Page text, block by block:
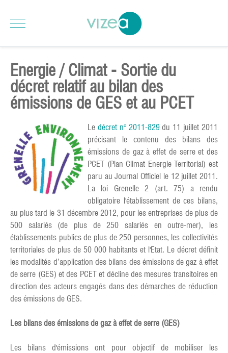
Energie / Climat - Sortie du
décret relatif au bilan des
émissions de GES et au PCET
Le décret n° 2011-829du 11 juillet 2011
précisant le contenu des bilans des
émissions de gaz à effet de serre et des
PCET (Plan Climat Energie Territorial) est
paru au Journal Officiel le 12 juillet 2011.
La loi Grenelle 2 (art. 75) a rendu
obligatoire l'établissement de ces bilans,
au plus tard le 31 décembre 2012, pour les entreprises de plus de
500 salariés (de plus de 250 salariés en outre-mer), les
établissements publics de plus de 250 personnes, les collectivités
territoriales de plus de 50 000 habitants et l'Etat. Le décret définit
les modalités d’application des bilans des émissions de gaz à effet
de serre (GES) et des PCET et décline des mesures transitoires en
direction des acteurs engagés dans des démarches de réduction
des émissions de GES.
Les bilans des émissions de gaz à effet de serre (GES)
Les bilans d'émissions ont pour objectif de mobiliser les